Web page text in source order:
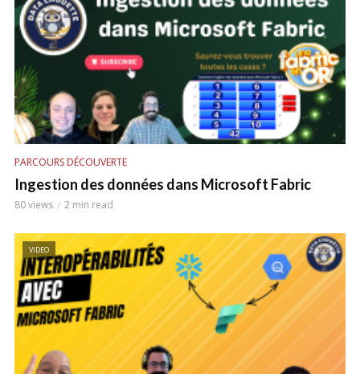
PARCOURS DÉCOUVERTE
Ingestion des données dans Microsoft Fabric
80 views 2 min read
VIDEO